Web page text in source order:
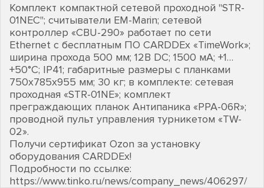
Комплект компактной сетевой проходной "STR-
01NEC"; считыватели EM-Marin; сетевой
контроллер «CBU-290» работает по сети
Ethernet с бесплатным ПО CARDDEх «TimeWork»;
ширина прохода 500 мм; 12В DC; 1500 мА; +1…
+50°C; IP41; габаритные размеры с планками
750х785х955 мм; 30 кг; в комплекте: сетевая
проходная «STR-01NE»; комплект
преграждающих планок Антипаника «PPA-06R»;
проводной пульт управления турникетом «TW-
02».
Получи сертификат Ozon за установку
оборудования CARDDEх!
Подробности по ссылке:
https://www.tinko.ru/news/company_news/406297/